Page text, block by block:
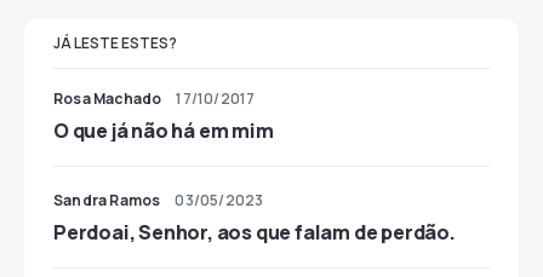
JÁ LESTE ESTES?
Rosa Machado 17/10/2017
O que já não há em mim
Sandra Ramos 03/05/2023
Perdoai, Senhor, aos que falam de perdão.